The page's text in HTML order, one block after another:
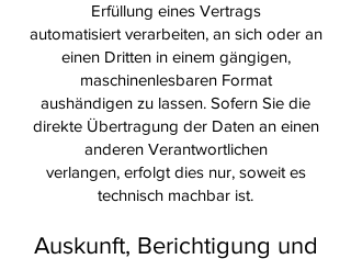
Erfüllung eines Vertrags
automatisiert verarbeiten, an sich oder an
einen Dritten in einem gängigen,
maschinenlesbaren Format
aushändigen zu lassen. Sofern Sie die
direkte Übertragung der Daten an einen
anderen Verantwortlichen
verlangen, erfolgt dies nur, soweit es
technisch machbar ist.
Auskunft, Berichtigung und